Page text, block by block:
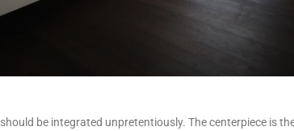
be integrated unpretentiously. The centerpiece is